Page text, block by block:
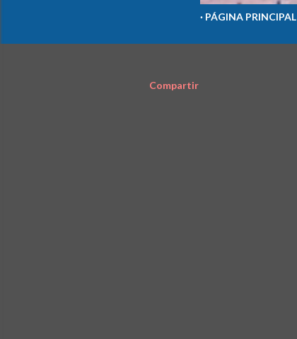
PÁGINA PRINCIPAL
Compartir